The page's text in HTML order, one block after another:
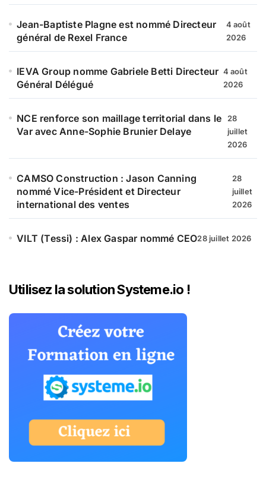
Jean-Baptiste Plagne est nommé Directeur
général de Rexel France
4 août
2026
IEVA Group nomme Gabriele Betti Directeur
Général Délégué
4 août
2026
NCE renforce son maillage territorial dans le
Var avec Anne-Sophie Brunier Delaye
28
juillet
2026
CAMSO Construction : Jason Canning
nommé Vice-Président et Directeur
international des ventes
28
juillet
2026
VILT (Tessi) : Alex Gaspar nommé CEO28 juillet 2026
Utilisez la solution Systeme.io !